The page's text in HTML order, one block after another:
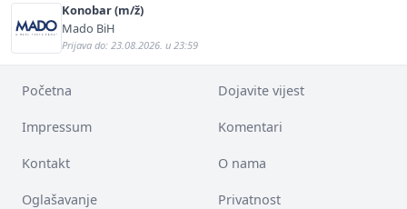
Konobar (m/ž)
Mado BiH
Prijava do: 23.08.2026. u 23:59
Početna Dojavite vijest
Impressum Komentari
Kontakt O nama
Oglašavanje Privatnost